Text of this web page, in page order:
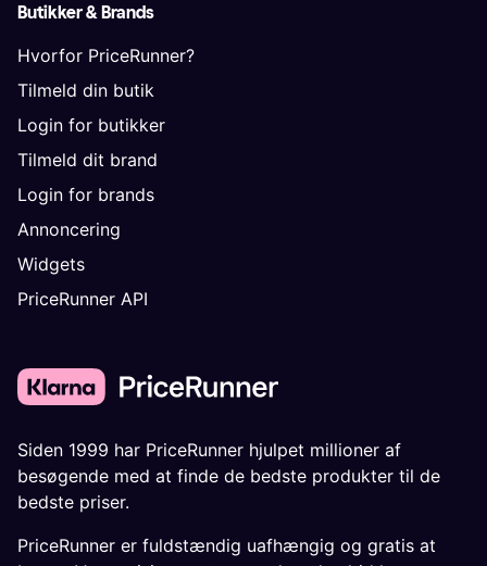
Butikker & Brands
Hvorfor PriceRunner?
Tilmeld din butik
Login for butikker
Tilmeld dit brand
Login for brands
Annoncering
Widgets
PriceRunner API
Siden 1999 har PriceRunner hjulpet millioner af
besøgende med at finde de bedste produkter til de
bedste priser.
PriceRunner er fuldstændig uafhængig og gratis at